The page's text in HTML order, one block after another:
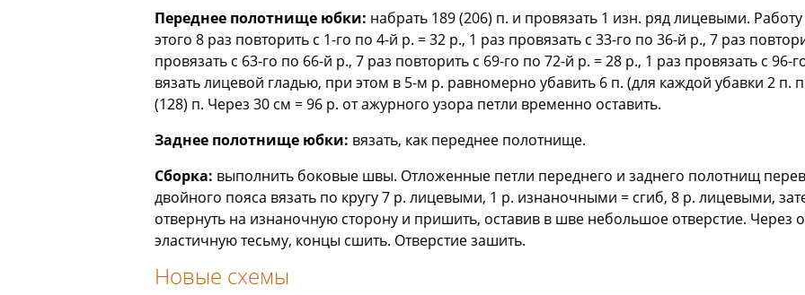
Переднее полотнище юбки: набрать 189 (206) п. и провязать 1 изн. ряд лицевыми.
этого 8 раз повторить с 1-го по 4-й р. = 32 р., 1 раз провязать с 33-го по 36-й р., 7 раз
провязать с 63-го по 66-й р., 7 раз повторить с 69-го по 72-й р. = 28 р., 1 раз провязать с 96-
вязать лицевой гладью, при этом в 5-м р. равномерно убавить 6 п. (для каждой убавки 2 п.
(128) п. Через 30 см = 96 р. от ажурного узора петли временно оставить.
Заднее полотнище юбки: вязать, как переднее полотнище.
Сборка: выполнить боковые швы. Отложенные петли переднего и заднего полотнищ
двойного пояса вязать по кругу 7 р. лицевыми, 1 р. изнаночными = сгиб, 8 р. лицевыми,
отвернуть на изнаночную сторону и пришить, оставив в шве небольшое отверстие. Через
эластичную тесьму, концы сшить. Отверстие зашить.
Новые схемы